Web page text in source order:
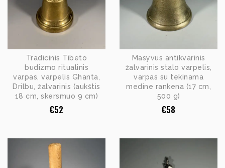
Tradicinis Tibeto
budizmo ritualinis
varpas, varpelis Ghanta,
Drilbu, žalvarinis (aukštis
18 cm, skersmuo 9 cm)
€52
Masyvus antikvarinis
žalvarinis stalo varpelis,
varpas su tekinama
medine rankena (17 cm,
500 g)
€58